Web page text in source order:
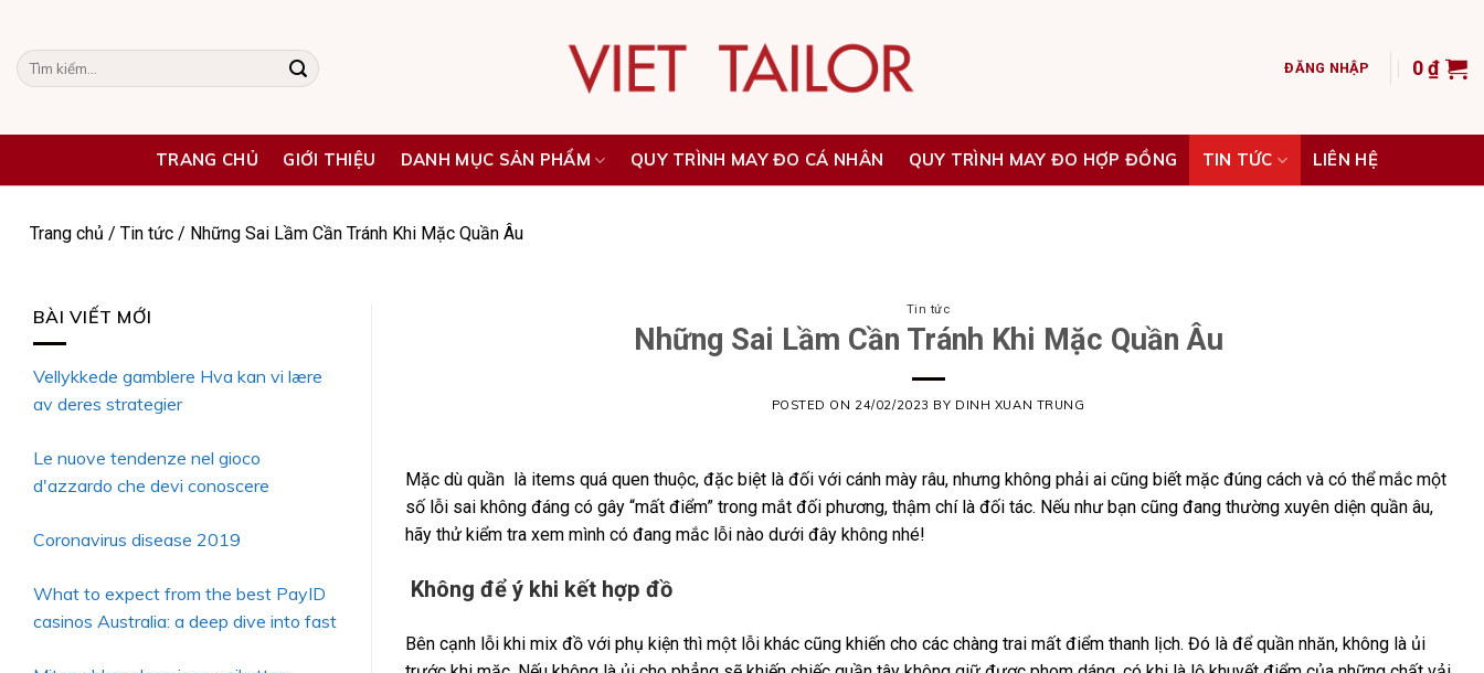
content
Tìm
kiếm:
ĐĂNG NHẬP 0₫
TRANG CHỦ GIỚI THIỆU DANH MỤC SẢN PHẨM QUY TRÌNH MAY ĐO CÁ NHÂN QUY TRÌNH MAY ĐO HỢP ĐỒNG TIN TỨC LIÊN HỆ
Trang chủ / Tin tức / Những Sai Lầm Cần Tránh Khi Mặc Quần Âu
BÀI VIẾT MỚI
Vellykkede gamblere Hva kan vi lære
av deres strategier
Le nuove tendenze nel gioco
d'azzardo che devi conoscere
Coronavirus disease 2019
What to expect from the best PayID
casinos Australia: a deep dive into fast
Tin tức
Những Sai Lầm Cần Tránh Khi Mặc Quần Âu
POSTED ON 24/02/2023 BY DINH XUAN TRUNG
Mặc dù quần là items quá quen thuộc, đặc biệt là đối với cánh mày râu, nhưng không phải ai cũng biết mặc đúng cách và có thể mắc một
số lỗi sai không đáng có gây “mất điểm” trong mắt đối phương, thậm chí là đối tác. Nếu như bạn cũng đang thường xuyên diện quần âu,
hãy thử kiểm tra xem mình có đang mắc lỗi nào dưới đây không nhé!
Không để ý khi kết hợp đồ
Bên cạnh lỗi khi mix đồ với phụ kiện thì một lỗi khác cũng khiến cho các chàng trai mất điểm thanh lịch. Đó là để quần nhăn, không là ủi